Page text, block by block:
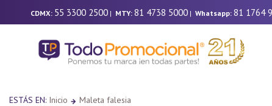
CDMX: 55 3300 2500 | MTY: 81 4738 5000 | Whatsapp: 81 1764
ESTÁS EN: Inicio Maleta falesia